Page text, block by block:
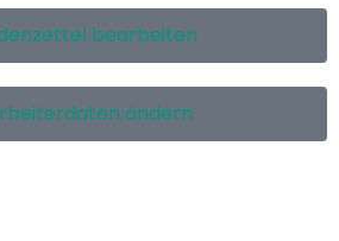
bearbeiten
ändern